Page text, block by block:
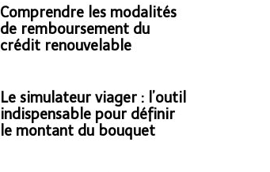
Comprendre les modalités
de remboursement du
crédit renouvelable
Le simulateur viager : l’outil
indispensable pour définir
le montant du bouquet